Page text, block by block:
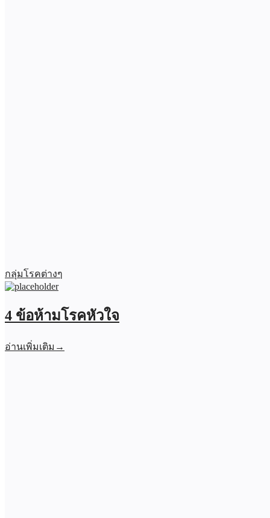
กลุ่มโรคต่างๆ
4 ข้อห้ามโรคหัวใจ
อ่านเพิ่มเติม →